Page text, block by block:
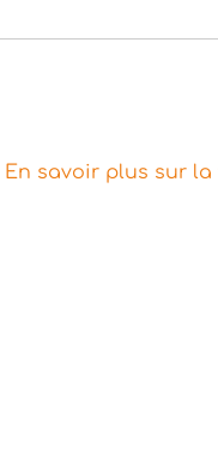
En savoir plus sur